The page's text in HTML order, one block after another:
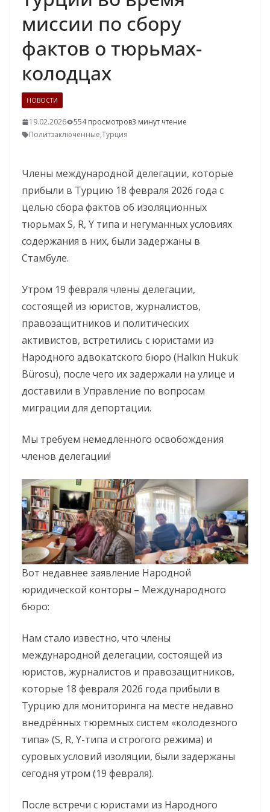
миссии по сбору
фактов о тюрьмах-
колодцах
НОВОСТИ
19.02.2026 554 просмотров3 минут чтение
Политзаключенные,Турция
Члены международной делегации, которые
прибыли в Турцию 18 февраля 2026 года с
целью сбора фактов об изоляционных
тюрьмах S, R, Y типа и негуманных условиях
содержания в них, были задержаны в
Стамбуле.
Утром 19 февраля члены делегации,
состоящей из юристов, журналистов,
правозащитников и политических
активистов, встретились с юристами из
Народного адвокатского бюро (Halkın Hukuk
Bürosu), после чего их задержали на улице и
доставили в Управление по вопросам
миграции для депортации.
Мы требуем немедленного освобождения
членов делегации!
Вот недавнее заявление Народной
юридической конторы – Международного
бюро:
Нам стало известно, что члены
международной делегации, состоящей из
юристов, журналистов и правозащитников,
которые 18 февраля 2026 года прибыли в
Турцию для мониторинга на месте недавно
внедрённых тюремных систем «колодезного
типа» (S, R, Y-типа и строгого режима) и
суровых условий изоляции, были задержаны
сегодня утром (19 февраля).
После встречи с юристами из Народного